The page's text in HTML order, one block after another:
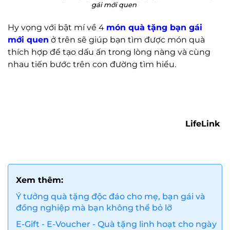
gái mới quen
Hy vọng với bật mí về 4 món quà tặng bạn gái
mới quen ở trên sẽ giúp bạn tìm được món quà
thích hợp để tạo dấu ấn trong lòng nàng và cùng
nhau tiến bước trên con đường tìm hiểu.
LifeLink
Xem thêm:
Ý tưởng quà tặng độc đáo cho mẹ, bạn gái và
đồng nghiệp mà bạn không thể bỏ lỡ
E-Gift - E-Voucher - Quà tặng linh hoạt cho ngày